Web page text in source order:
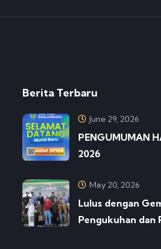
Berita Terbaru
June 29, 2026
PENGUMUMAN
2026
May 20, 2026
Lulus dengan
Pengukuhan dan